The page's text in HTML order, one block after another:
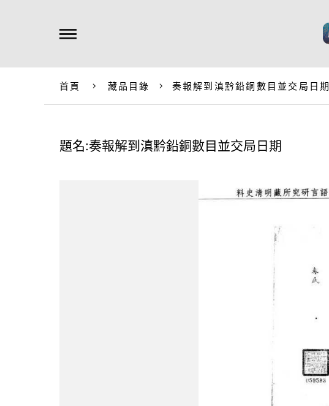
首頁 藏品目錄 奏報解到滇黔鉛銅數目並交局日期
題名:奏報解到滇黔鉛銅數目並交局日期